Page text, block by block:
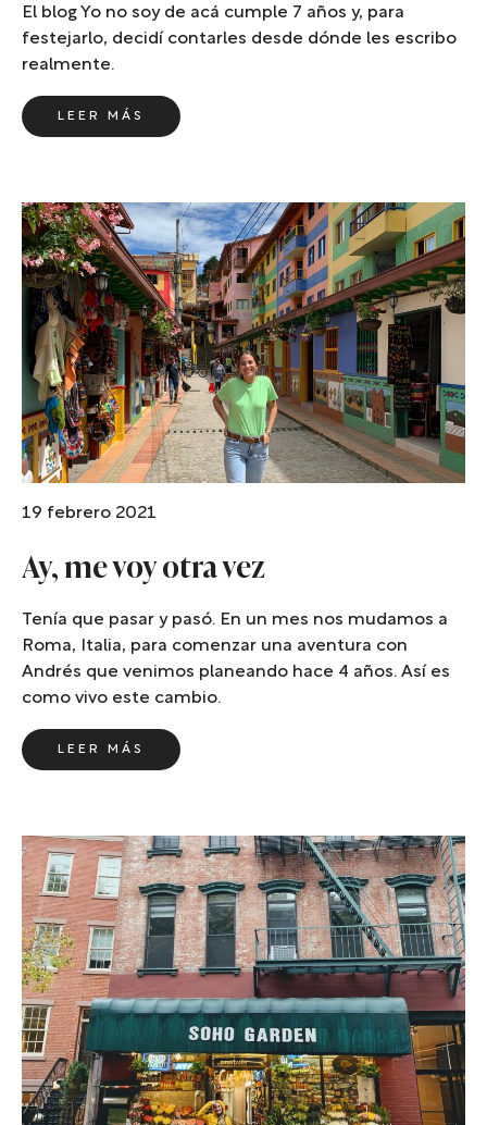
El blog Yo no soy de acá cumple 7 años y, para
festejarlo, decidí contarles desde dónde les escribo
realmente.
LEER MÁS
19 febrero 2021
Ay, me voy otra vez
Tenía que pasar y pasó. En un mes nos mudamos a
Roma, Italia, para comenzar una aventura con
Andrés que venimos planeando hace 4 años. Así es
como vivo este cambio.
LEER MÁS